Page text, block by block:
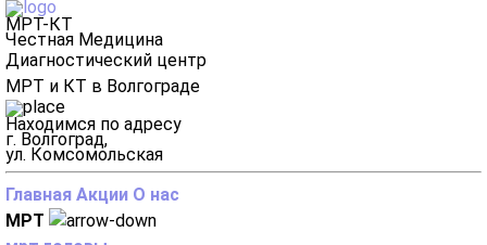
МРТ-КТ
Честная Медицина
Диагностический центр
МРТ и КТ в Волгограде
Находимся по адресу
г. Волгоград,
ул. Комсомольская
Главная Акции О нас
МРТ